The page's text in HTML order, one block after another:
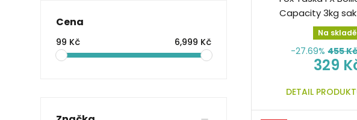
Cena
99 Kč 6,999 Kč
Capacity 3kg
Na skladě
-27.69% 455
329
DETAIL